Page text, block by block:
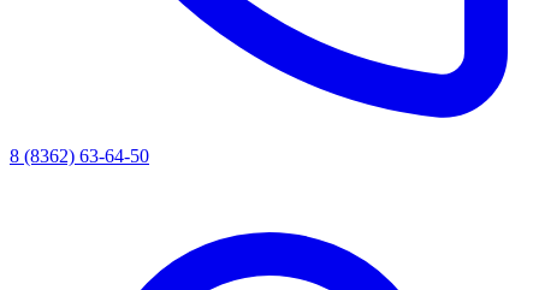
8 (8362) 63-64-50